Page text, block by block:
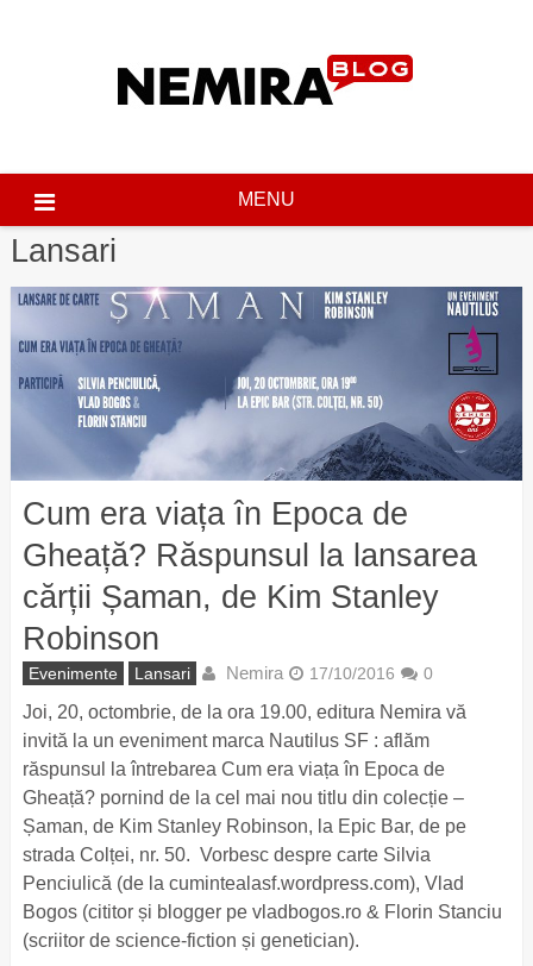
MENU
Lansari
Cum era viața în Epoca de
Gheață? Răspunsul la lansarea
cărții Șaman, de Kim Stanley
Robinson
Evenimente Lansari Nemira 17/10/2016 0
Joi, 20, octombrie, de la ora 19.00, editura Nemira vă
invită la un eveniment marca Nautilus SF : aflăm
răspunsul la întrebarea Cum era viața în Epoca de
Gheață? pornind de la cel mai nou titlu din colecție –
Șaman, de Kim Stanley Robinson, la Epic Bar, de pe
strada Colței, nr. 50. Vorbesc despre carte Silvia
Penciulică (de la cumintealasf.wordpress.com), Vlad
Bogos (cititor și blogger pe vladbogos.ro & Florin Stanciu
(scriitor de science-fiction și genetician).
Posts
pagination